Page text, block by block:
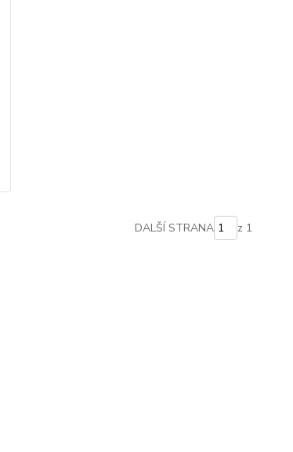
DALŠÍ STRANA z 1